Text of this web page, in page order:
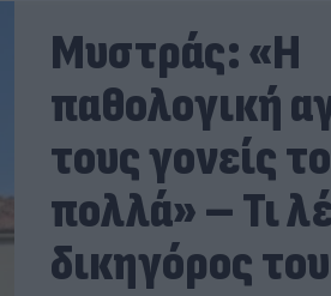
Μυστράς: «Η
παθολογική
τους γονείς
πολλά» – Τι
δικηγόρος του